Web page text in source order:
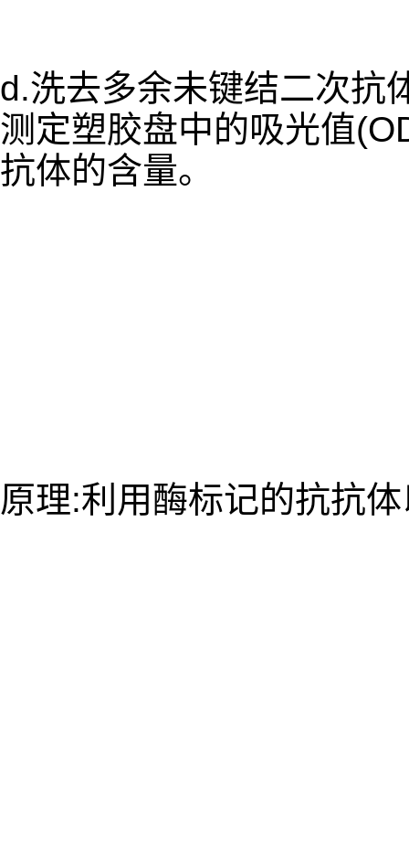
d.洗去多余未键结二次抗
测定塑胶盘中的吸光值
抗体的含量。
原理:利用酶标记的抗抗